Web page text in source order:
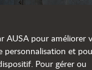
AUSA pour améliorer
personnalisation et
Pour gérer ou